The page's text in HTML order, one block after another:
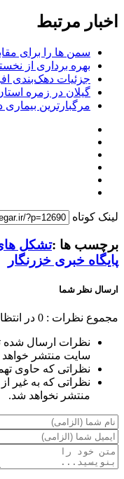
اخبار مرتبط
سمن ها را برای
بهره برداری از
جزئیات دهک‌بندی
گیلان در زمره
مرگبارترین بیماری
لینک کوتاه
برچسب ها :تشکل
پایگاه خبری خزرنگار
ارسال نظر شما
مجموع نظرات : 0 در
نظرات ارسال شده
سایت منتشر
نظراتی که حاوی
نظراتی که به غیر
منتشر نخواهد شد.